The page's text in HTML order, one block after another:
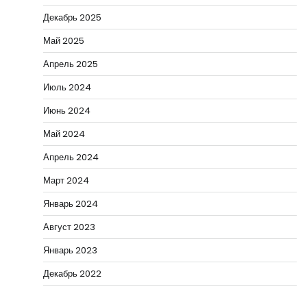
Декабрь 2025
Май 2025
Апрель 2025
Июль 2024
Июнь 2024
Май 2024
Апрель 2024
Март 2024
Январь 2024
Август 2023
Январь 2023
Декабрь 2022